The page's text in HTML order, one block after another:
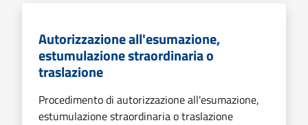
Autorizzazione all'esumazione,
estumulazione straordinaria o
traslazione
Procedimento di autorizzazione all'esumazione,
estumulazione straordinaria o traslazione